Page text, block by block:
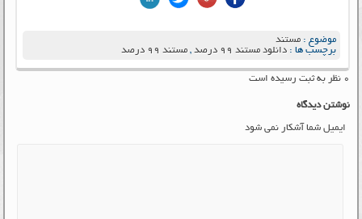
موضوع :مستند
برچسب ها :دانلود مستند ۹۹ درصد ,مستند ۹۹ درصد
۰ نظر به ثبت رسیده است
نوشتن دیدگاه
ایمیل شما آشکار نمی شود